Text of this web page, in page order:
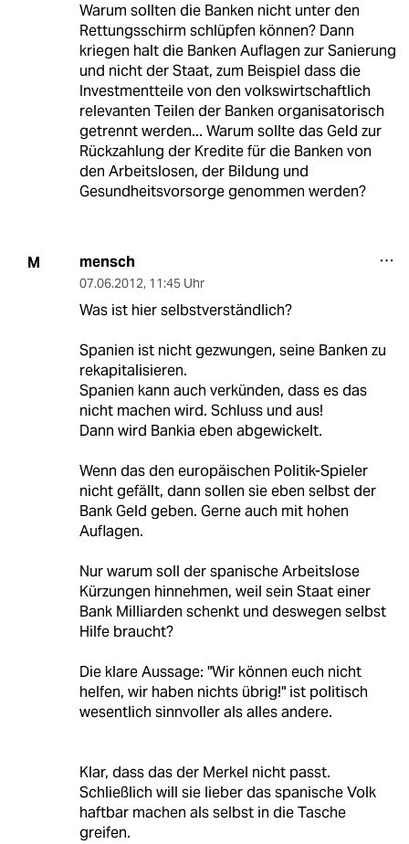
Warum sollten die Banken nicht unter den
Rettungsschirm schlüpfen können? Dann
kriegen halt die Banken Auflagen zur Sanierung
und nicht der Staat, zum Beispiel dass die
Investmentteile von den volkswirtschaftlich
relevanten Teilen der Banken organisatorisch
getrennt werden... Warum sollte das Geld zur
Rückzahlung der Kredite für die Banken von
den Arbeitslosen, der Bildung und
Gesundheitsvorsorge genommen werden?
M mensch
07.06.2012, 11:45 Uhr
Was ist hier selbstverständlich?
Spanien ist nicht gezwungen, seine Banken zu
rekapitalisieren.
Spanien kann auch verkünden, dass es das
nicht machen wird. Schluss und aus!
Dann wird Bankia eben abgewickelt.
Wenn das den europäischen Politik-Spieler
nicht gefällt, dann sollen sie eben selbst der
Bank Geld geben. Gerne auch mit hohen
Auflagen.
Nur warum soll der spanische Arbeitslose
Kürzungen hinnehmen, weil sein Staat einer
Bank Milliarden schenkt und deswegen selbst
Hilfe braucht?
Die klare Aussage: "Wir können euch nicht
helfen, wir haben nichts übrig!" ist politisch
wesentlich sinnvoller als alles andere.
Klar, dass das der Merkel nicht passt.
Schließlich will sie lieber das spanische Volk
haftbar machen als selbst in die Tasche
greifen.